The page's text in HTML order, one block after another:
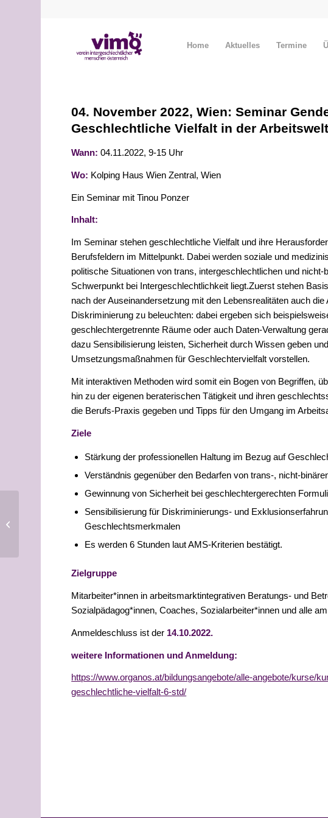
Home Aktuelles Termine
04. November 2022, Wien: Seminar
Geschlechtliche Vielfalt in der Arbeitswelt
Wann:04.11.2022, 9-15 Uhr
Wo: Kolping Haus Wien Zentral, Wien
Ein Seminar mit Tinou Ponzer
Inhalt:
Im Seminar stehen geschlechtliche Vielfalt und ihre
Berufsfeldern im Mittelpunkt. Dabei werden soziale und
politische Situationen von trans, intergeschlechtlichen und
Schwerpunkt bei Intergeschlechtlichkeit liegt.Zuerst stehen
nach der Auseinandersetzung mit den Lebensrealitäten auch
Diskriminierung zu beleuchten: dabei ergeben sich
geschlechtergetrennte Räume oder auch Daten-Verwaltung
dazu Sensibilisierung leisten, Sicherheit durch Wissen geben
Umsetzungsmaßnahmen für Geschlechtervielfalt vorstellen.
Mit interaktiven Methoden wird somit ein Bogen von Begriffen,
hin zu der eigenen beraterischen Tätigkeit und ihren
die Berufs-Praxis gegeben und Tipps für den Umgang im
Ziele
Stärkung der professionellen Haltung im Bezug auf
Verständnis gegenüber den Bedarfen von trans-, nicht-
Gewinnung von Sicherheit bei geschlechtergerechten
Sensibilisierung für Diskriminierungs- und
Geschlechtsmerkmalen
Es werden 6 Stunden laut AMS-Kriterien bestätigt.
Zielgruppe
Mitarbeiter*innen in arbeitsmarktintegrativen Beratungs- und
Sozialpädagog*innen, Coaches, Sozialarbeiter*innen und alle
Anmeldeschluss ist der 14.10.2022.
weitere Informationen und Anmeldung:
https://www.organos.at/bildungsangebote/alle-angebote/kurse/
geschlechtliche-vielfalt-6-std/
02. November 2022, Graz:
Buchvorstellung „Inter*Pride-